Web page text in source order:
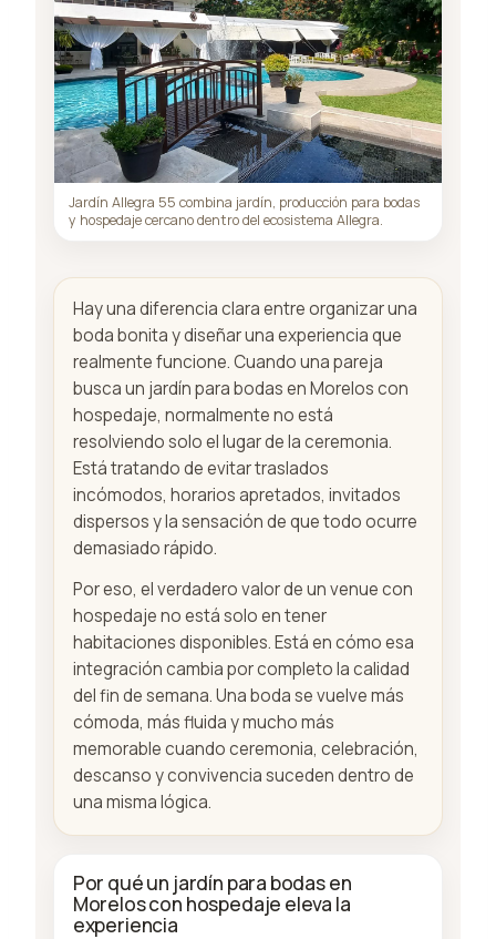
Jardín Allegra 55 combina jardín, producción para bodas
y hospedaje cercano dentro del ecosistema Allegra.
Hay una diferencia clara entre organizar una
boda bonita y diseñar una experiencia que
realmente funcione. Cuando una pareja
busca un jardín para bodas en Morelos con
hospedaje, normalmente no está
resolviendo solo el lugar de la ceremonia.
Está tratando de evitar traslados
incómodos, horarios apretados, invitados
dispersos y la sensación de que todo ocurre
demasiado rápido.
Por eso, el verdadero valor de un venue con
hospedaje no está solo en tener
habitaciones disponibles. Está en cómo esa
integración cambia por completo la calidad
del fin de semana. Una boda se vuelve más
cómoda, más fluida y mucho más
memorable cuando ceremonia, celebración,
descanso y convivencia suceden dentro de
una misma lógica.
Por qué un jardín para bodas en
Morelos con hospedaje eleva la
experiencia